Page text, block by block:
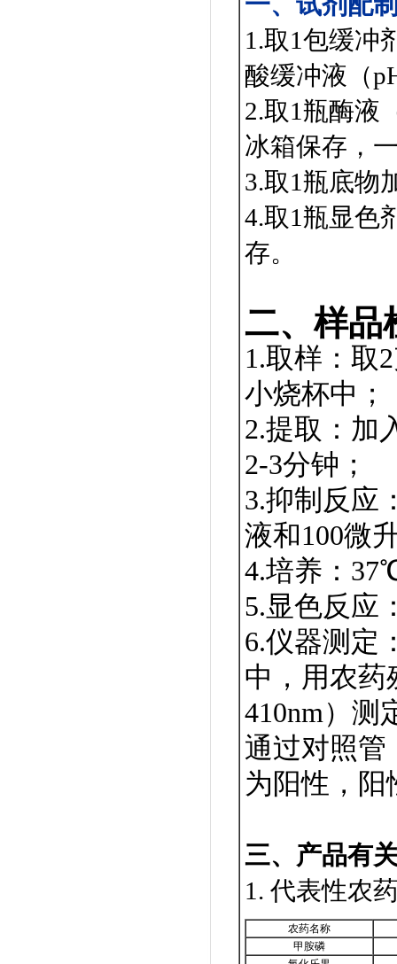
1.取1包缓冲
酸缓冲液（
2.取1瓶酶液
冰箱保存，
3.取1瓶底物
4.取1瓶显色
存。
二、样品
1.取样：取
小烧杯中；
2.提取：加
2-3分钟；
3.抑制反应
液和100微
4.培养：
5.显色反应
6.仪器测定
中，用农药
410nm）测
通过对照管
为阳性，阳
三、产品有
1. 代表性农
农药名称
甲胺磷